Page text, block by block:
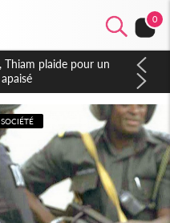
0
SOCIÉTÉ